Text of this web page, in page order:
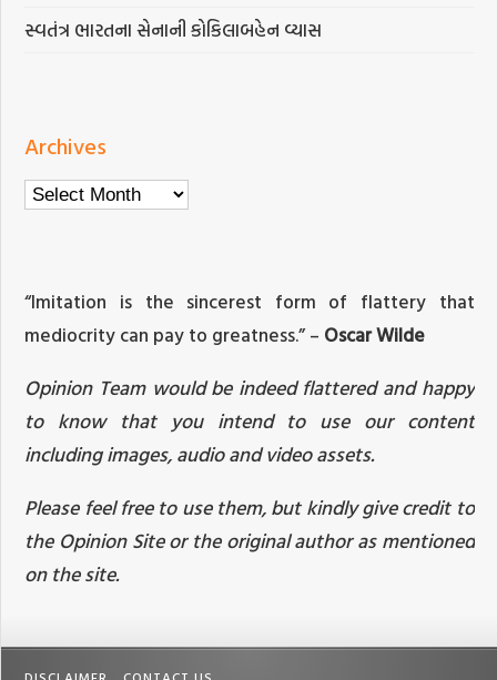
સ્વતંત્ર ભારતના સેનાની કોકિલાબહેન વ્યાસ
Archives
Archives
“Imitation is the sincerest form of flattery that
mediocrity can pay to greatness.” – Oscar Wilde
Opinion Team would be indeed flattered and happy
to know that you intend to use our content
including images, audio and video assets.
Please feel free to use them, but kindly give credit to
the Opinion Site or the original author as mentioned
on the site.